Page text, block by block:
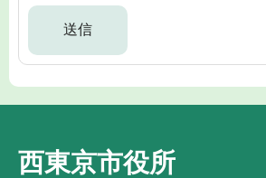
西東京市役所